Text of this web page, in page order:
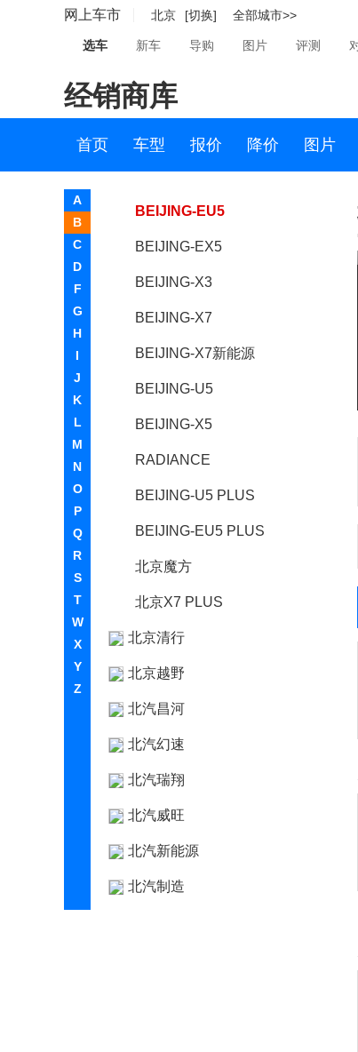
网上车市 北京 [切换] 全部城市>>
选车 新车 导购 图片 评测
经销商库
首页 车型 报价 降价 图片
A
B
C
D
F
G
H
I
J
K
L
M
N
O
P
Q
R
S
T
W
X
Y
Z
BEIJING-EU7
BEIJING-EX3
BEIJING-U7
BEIJING-EU5
BEIJING-EX5
BEIJING-X3
BEIJING-X7
BEIJING-X7新能源
BEIJING-U5
BEIJING-X5
RADIANCE
BEIJING-U5 PLUS
BEIJING-EU5 PLUS
北京魔方
北京X7 PLUS
北京清行
北京越野
北汽昌河
北汽幻速
北汽瑞翔
北汽威旺
北汽新能源
北汽制造